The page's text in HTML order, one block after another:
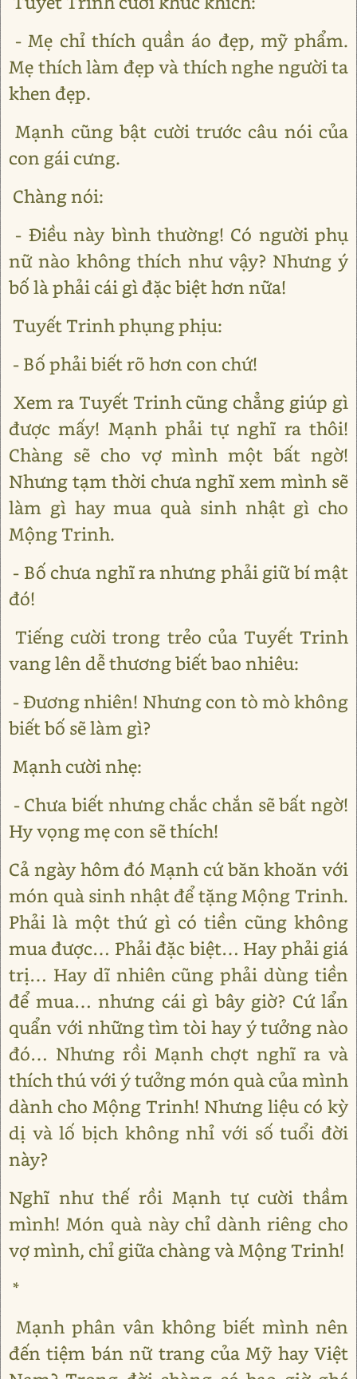
- Mẹ chỉ thích quần áo đẹp, mỹ phẩm.
Mẹ thích làm đẹp và thích nghe người ta
khen đẹp.
Mạnh cũng bật cười trước câu nói của
con gái cưng.
Chàng nói:
- Điều này bình thường! Có người phụ
nữ nào không thích như vậy? Nhưng ý
bố là phải cái gì đặc biệt hơn nữa!
Tuyết Trinh phụng phịu:
- Bố phải biết rõ hơn con chứ!
Xem ra Tuyết Trinh cũng chẳng giúp gì
được mấy! Mạnh phải tự nghĩ ra thôi!
Chàng sẽ cho vợ mình một bất ngờ!
Nhưng tạm thời chưa nghĩ xem mình sẽ
làm gì hay mua quà sinh nhật gì cho
Mộng Trinh.
- Bố chưa nghĩ ra nhưng phải giữ bí mật
đó!
Tiếng cười trong trẻo của Tuyết Trinh
vang lên dễ thương biết bao nhiêu:
- Đương nhiên! Nhưng con tò mò không
biết bố sẽ làm gì?
Mạnh cười nhẹ:
- Chưa biết nhưng chắc chắn sẽ bất ngờ!
Hy vọng mẹ con sẽ thích!
Cả ngày hôm đó Mạnh cứ băn khoăn với
món quà sinh nhật để tặng Mộng Trinh.
Phải là một thứ gì có tiền cũng không
mua được… Phải đặc biệt… Hay phải giá
trị… Hay dĩ nhiên cũng phải dùng tiền
để mua… nhưng cái gì bây giờ? Cứ lẩn
quẩn với những tìm tòi hay ý tưởng nào
đó… Nhưng rồi Mạnh chợt nghĩ ra và
thích thú với ý tưởng món quà của mình
dành cho Mộng Trinh! Nhưng liệu có kỳ
dị và lố bịch không nhỉ với số tuổi đời
này?
Nghĩ như thế rồi Mạnh tự cười thầm
mình! Món quà này chỉ dành riêng cho
vợ mình, chỉ giữa chàng và Mộng Trinh!
*
Mạnh phân vân không biết mình nên
đến tiệm bán nữ trang của Mỹ hay Việt